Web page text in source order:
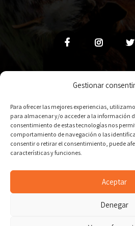
Gestionar
Para ofrecer las mejores experiencias,
para almacenar y/o acceder a la información
consentimiento de estas tecnologías nos
comportamiento de navegación o las
consentir o retirar el consentimiento, puede
características y funciones.
Aceptar
Denegar
Política de cookies
Aviso Legal
Acriflor. All
Leonera